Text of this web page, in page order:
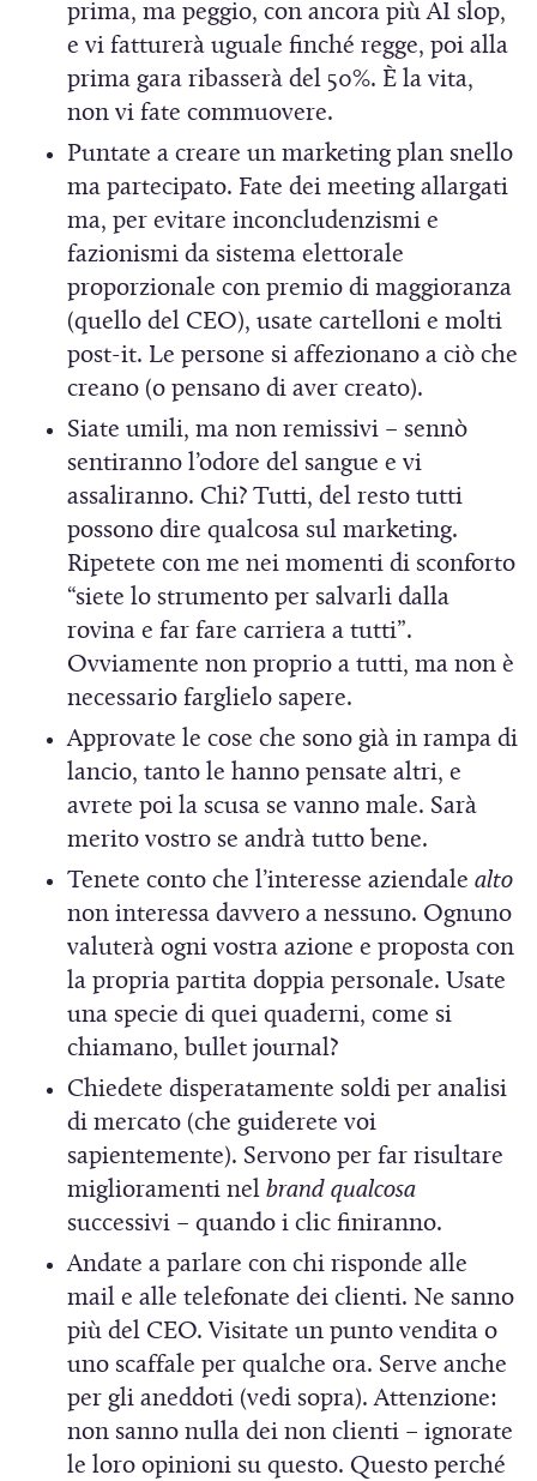
prima, ma peggio, con ancora più AI slop,
e vi fatturerà uguale finché regge, poi alla
prima gara ribasserà del 50%. È la vita,
non vi fate commuovere.
Puntate a creare un marketing plan snello
ma partecipato. Fate dei meeting allargati
ma, per evitare inconcludenzismi e
fazionismi da sistema elettorale
proporzionale con premio di maggioranza
(quello del CEO), usate cartelloni e molti
post-it. Le persone si affezionano a ciò che
creano (o pensano di aver creato).
Siate umili, ma non remissivi – sennò
sentiranno l’odore del sangue e vi
assaliranno. Chi? Tutti, del resto tutti
possono dire qualcosa sul marketing.
Ripetete con me nei momenti di sconforto
“siete lo strumento per salvarli dalla
rovina e far fare carriera a tutti”.
Ovviamente non proprio a tutti, ma non è
necessario farglielo sapere.
Approvate le cose che sono già in rampa di
lancio, tanto le hanno pensate altri, e
avrete poi la scusa se vanno male. Sarà
merito vostro se andrà tutto bene.
Tenete conto che l’interesse aziendale alto
non interessa davvero a nessuno. Ognuno
valuterà ogni vostra azione e proposta con
la propria partita doppia personale. Usate
una specie di quei quaderni, come si
chiamano, bullet journal?
Chiedete disperatamente soldi per analisi
di mercato (che guiderete voi
sapientemente). Servono per far risultare
miglioramenti nel brand qualcosa
successivi – quando i clic finiranno.
Andate a parlare con chi risponde alle
mail e alle telefonate dei clienti. Ne sanno
più del CEO. Visitate un punto vendita o
uno scaffale per qualche ora. Serve anche
per gli aneddoti (vedi sopra). Attenzione:
non sanno nulla dei non clienti – ignorate
le loro opinioni su questo. Questo perché